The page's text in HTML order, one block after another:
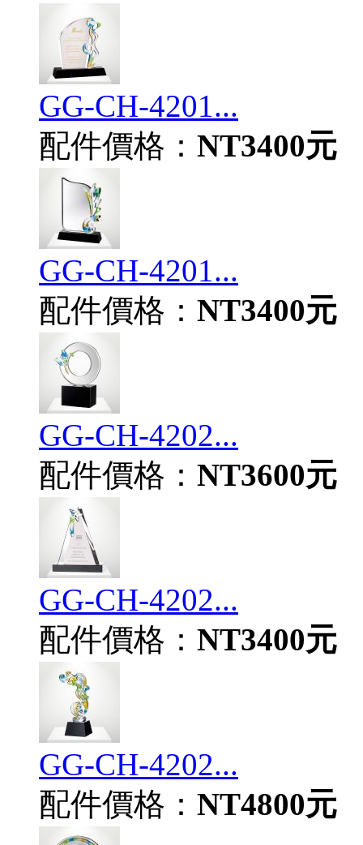
GG-CH-4201...
配件價格： NT3400元
GG-CH-4201...
配件價格： NT3400元
GG-CH-4202...
配件價格： NT3600元
GG-CH-4202...
配件價格： NT3400元
GG-CH-4202...
配件價格： NT4800元